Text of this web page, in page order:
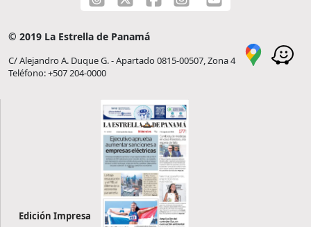
© 2019 La Estrella de Panamá
C/ Alejandro A. Duque G. - Apartado 0815-00507, Zona 4
Teléfono: +507 204-0000
Edición Impresa